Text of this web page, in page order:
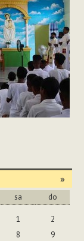
»
sa do
1
2
8
9